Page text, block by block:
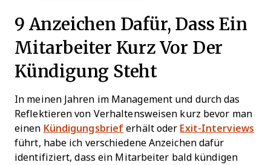
9 Anzeichen Dafür, Dass Ein
Mitarbeiter Kurz Vor Der
Kündigung Steht
In meinen Jahren im Management und durch das
Reflektieren von Verhaltensweisen kurz bevor man
einen Kündigungsbrief erhält oder Exit-Interviews
führt, habe ich verschiedene Anzeichen dafür
identifiziert, dass ein Mitarbeiter bald kündigen